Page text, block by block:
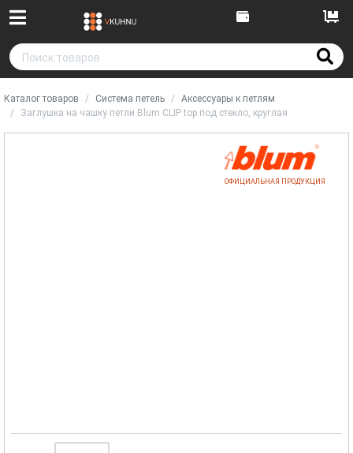
Каталог товаров Система петель
Аксессуары к петлям
Заглушка на чашку петли Blum CLIP top под стекло, круглая
ОФИЦИАЛЬНАЯ ПРОДУКЦИЯ